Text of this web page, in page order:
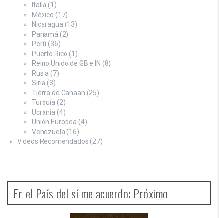
Italia (1)
México (17)
Nicaragua (13)
Panamá (2)
Perú (36)
Puerto Rico (1)
Reino Unido de GB e IN (8)
Rusia (7)
Siria (3)
Tierra de Canaan (25)
Turquía (2)
Ucrania (4)
Unión Europea (4)
Venezuela (16)
Videos Recomendados (27)
En el País del sí me acuerdo: Próximo